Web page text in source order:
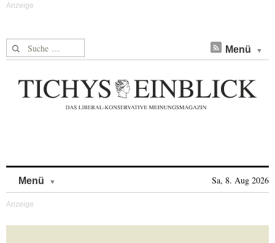
Suche nach: Menü
Menü Sa, 8. Aug 2026